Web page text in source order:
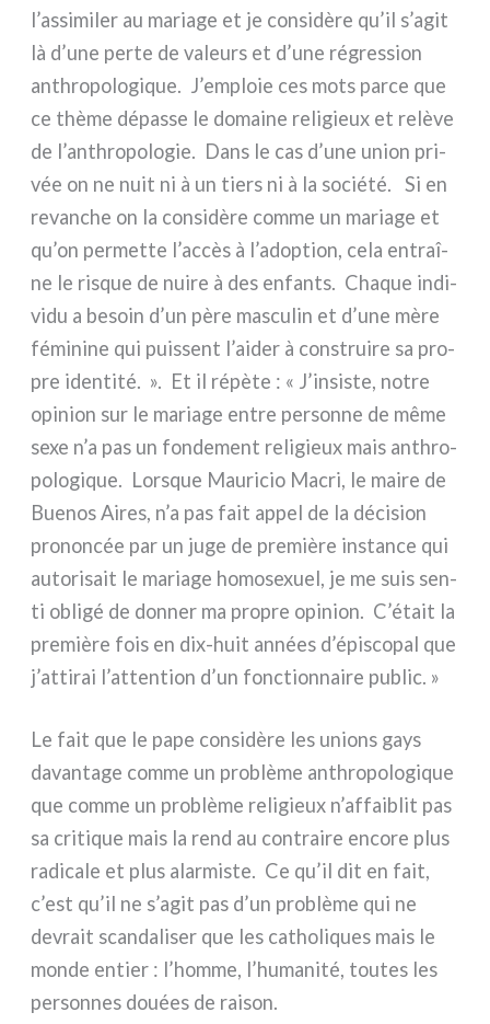
l’assimiler au maria­ge et je con­si­dè­re qu’il s’agit
là d’une per­te de valeurs et d’une régres­sion
anth­ro­po­lo­gi­que. J’emploie ces mots par­ce que
ce thè­me dépas­se le domai­ne reli­gieux et relè­ve
de l’anthropologie. Dans le cas d’une union pri­
vée on ne nuit ni à un tiers ni à la socié­té. Si en
revan­che on la con­si­dè­re com­me un maria­ge et
qu’on per­met­te l’accès à l’adoption, cela entraî­
ne le risque de nui­re à des enfan­ts. Chaque indi­
vi­du a besoin d’un père mascu­lin et d’une mère
fémi­ni­ne qui puis­sent l’aider à con­strui­re sa pro­
pre iden­ti­té. ». Et il répè­te : « J’insiste, notre
opi­nion sur le maria­ge entre per­son­ne de même
sexe n’a pas un fon­de­ment reli­gieux mais anth­ro­
po­lo­gi­que. Lorsque Mauricio Macri, le mai­re de
Buenos Aires, n’a pas fait appel de la déci­sion
pro­non­cée par un juge de pre­miè­re instan­ce qui
auto­ri­sait le maria­ge homo­se­xuel, je me suis sen­
ti obli­gé de don­ner ma pro­pre opi­nion. C’était la
pre­miè­re fois en dix-huit années d’épiscopal que
j’attirai l’attention d’un fonc­tion­nai­re public. »
Le fait que le pape con­si­dè­re les unions gays
davan­ta­ge com­me un pro­blè­me anth­ro­po­lo­gi­que
que com­me un pro­blè­me reli­gieux n’affaiblit pas
sa cri­ti­que mais la rend au con­trai­re enco­re plus
radi­ca­le et plus alar­mi­ste. Ce qu’il dit en fait,
c’est qu’il ne s’agit pas d’un pro­blè­me qui ne
devrait scan­da­li­ser que les catho­li­ques mais le
mon­de entier : l’homme, l’humanité, tou­tes les
per­son­nes douées de rai­son.